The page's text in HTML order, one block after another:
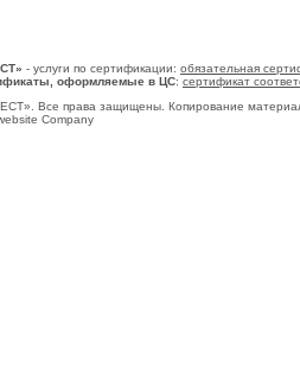
- услуги по сертификации: обязательная
оформляемые в ЦС: сертификат
Все права защищены. Копирование
Company